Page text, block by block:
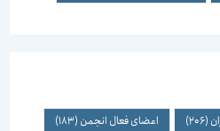
اعضای فعال انجمن(183)